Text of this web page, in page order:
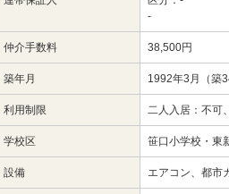
-
仲介手数料 38,500円
築年月 1992年3月（築
利用制限 二人入居：不可
学校区 笹口小学校・東
設備 エアコン、都市